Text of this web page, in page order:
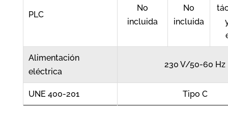
PLC
No
incluida
No
incluida
Alimentación
eléctrica
230 V/50-60 Hz
UNE 400-201 Tipo C